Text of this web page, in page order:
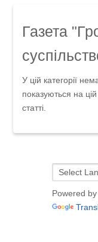
Газета
У цій категорії
показуються на
статті.
Powered by